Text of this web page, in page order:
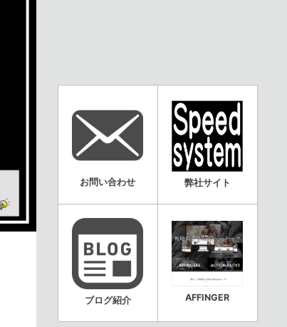
お問い合わせ 弊社サイト
ブログ紹介 AFFINGER